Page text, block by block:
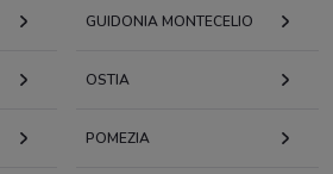
GUIDONIA MONTECELIO
OSTIA
POMEZIA